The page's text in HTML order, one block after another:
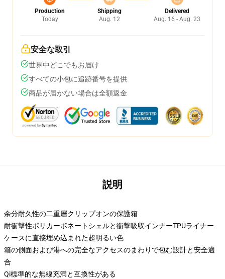
Production
Today
Shipping
Aug. 12
Delivered
Aug. 16 - Aug. 23
安全な取引
世界中どこでもお届け
すべての小包に追跡番号を提供
商品が届かない場合は全額返金
説明
余分耐久性の二重層クリップオンの保護箱
耐衝撃性ポリカーボネートシェルと衝撃吸収インナーTPUライナー
ケースに直接埋め込まれた超明るい色
箱の側面および港への完全なアクセスのまわりで包む設計と安全適
合
Qi標準的な無線充満と互換性がある